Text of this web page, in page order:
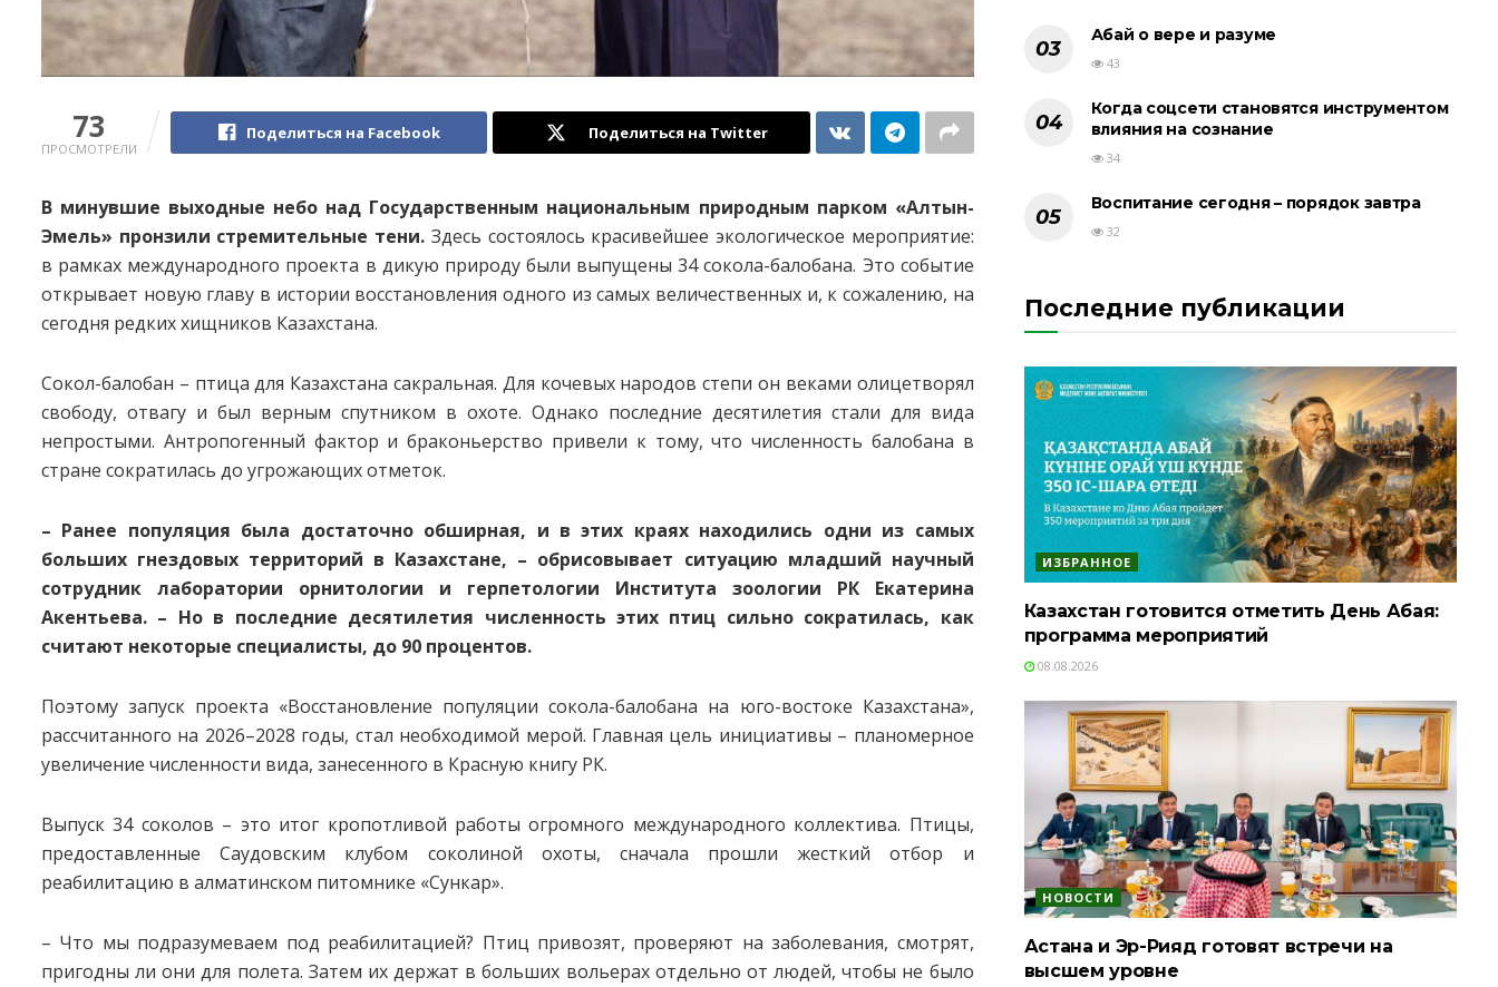
73
ПРОСМОТРЕЛИ
Поделиться на Facebook Поделиться на Twitter
В минувшие выходные небо над Государственным национальным природным парком «Алтын-
Эмель» пронзили стремительные тени. Здесь состоялось красивейшее экологическое мероприятие:
в рамках международного проекта в дикую природу были выпущены 34 сокола-балобана. Это событие
открывает новую главу в истории восстановления одного из самых величественных и, к сожалению, на
сегодня редких хищников Казахстана.
Сокол-балобан – птица для Казахстана сакральная. Для кочевых народов степи он веками олицетворял
свободу, отвагу и был верным спутником в охоте. Однако последние десятилетия стали для вида
непростыми. Антропогенный фактор и браконьерство привели к тому, что численность балобана в
стране сократилась до угрожающих отметок.
– Ранее популяция была достаточно обширная, и в этих краях находились одни из самых
больших гнездовых территорий в Казахстане, – обрисовывает ситуацию младший научный
сотрудник лаборатории орнитологии и герпетологии Института зоо­логии РК Екатерина
Акентьева. – Но в последние десятилетия численность этих птиц сильно сократилась, как
считают некоторые специалисты, до 90 процентов.
Поэтому запуск проекта «Восстановление популяции сокола-балобана на юго-востоке Казахстана»,
рассчитанного на 2026–2028 годы, стал необходимой мерой. Главная цель инициативы – планомерное
увеличение численности вида, занесенного в Красную книгу РК.
Выпуск 34 соколов – это итог кропотливой работы огромного международного коллектива. Птицы,
предоставленные Саудовским клубом соколиной охоты, сначала прошли жесткий отбор и
реабилитацию в алматинском питомнике «Сункар».
– Что мы подразумеваем под реабилитацией? Птиц привозят, проверяют на заболевания, смотрят,
пригодны ли они для полета. Затем их держат в больших вольерах отдельно от людей, чтобы не было
Абай о вере и разуме
43
Когда соцсети становятся инструментом
влияния на сознание
34
Воспитание сегодня – порядок завтра
32
Последние публикации
ИЗБРАННОЕ
Казахстан готовится отметить День Абая:
программа мероприятий
08.08.2026
НОВОСТИ
Астана и Эр-Рияд готовят встречи на
высшем уровне